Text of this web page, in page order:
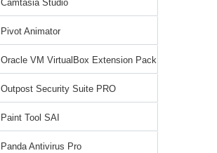
Camtasia Studio
Pivot Animator
Oracle VM VirtualBox Extension Pack
Outpost Security Suite PRO
Paint Tool SAI
Panda Antivirus Pro